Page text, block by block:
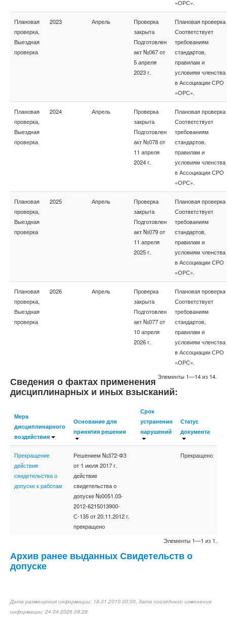
«ОРС».
Плановая
проверка,
Выездная
проверка
2023 Апрель
Проверка
закрыта
Подготовлен
акт №067 от
5 апреля
2023 г.
Плановая проверка
Соответствует
требованиям
стандартов,
правилам и
условиям членства
в Ассоциации СРО
«ОРС».
Плановая
проверка,
Выездная
проверка
2024 Апрель
Проверка
закрыта
Подготовлен
акт №078 от
11 апреля
2024 г.
Плановая проверка
Соответствует
требованиям
стандартов,
правилам и
условиям членства
в Ассоциации СРО
«ОРС».
Плановая
проверка,
Выездная
проверка
2025 Апрель
Проверка
закрыта
Подготовлен
акт №079 от
11 апреля
2025 г.
Плановая проверка
Соответствует
требованиям
стандартов,
правилам и
условиям членства
в Ассоциации СРО
«ОРС».
Плановая
проверка,
Выездная
проверка
2026 Апрель
Проверка
закрыта
Подготовлен
акт №077 от
10 апреля
2026 г.
Плановая проверка
Соответствует
требованиям
стандартов,
правилам и
условиям членства
в Ассоциации СРО
«ОРС».
Элементы 1—14 из 14.
Сведения о фактах применения
дисциплинарных и иных взысканий:
Мера
дисциплинарного
воздействия
Основание для
принятия решения
Срок
устранения
нарушений
Статус
документа
Прекращение
действия
свидетельства о
допуске к работам
Решением №372-ФЗ
от 1 июля 2017 г.
действие
свидетельства о
допуске №0051.03-
2012-6215013900-
С-135 от 20.11.2012 г.
прекращено
Прекращено
Элементы 1—1 из 1.
Архив ранее выданных Свидетельств о
допуске
Дата размещения информации: 18.01.2010 00:00, дата последнего изменения
информации: 24.04.2026 08:28